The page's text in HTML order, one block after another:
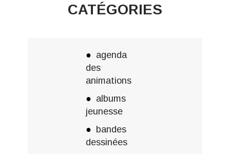
CATÉGORIES
agenda
des
animations
albums
jeunesse
bandes
dessinées